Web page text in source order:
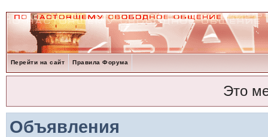
Перейти на сайт Правила Форума
Это
Объявления